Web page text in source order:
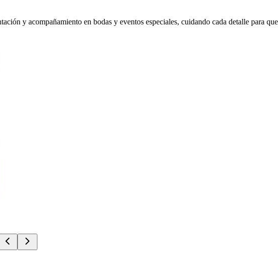
y acompañamiento en bodas y eventos especiales, cuidando cada detalle para